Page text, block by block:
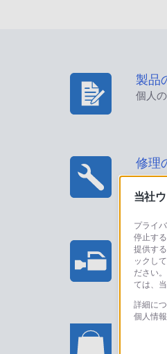
製品
個人
修理
プロ
法人
ソ
当社
プライ
停止す
提供す
ックし
ださい
ては、
詳細に
個人情